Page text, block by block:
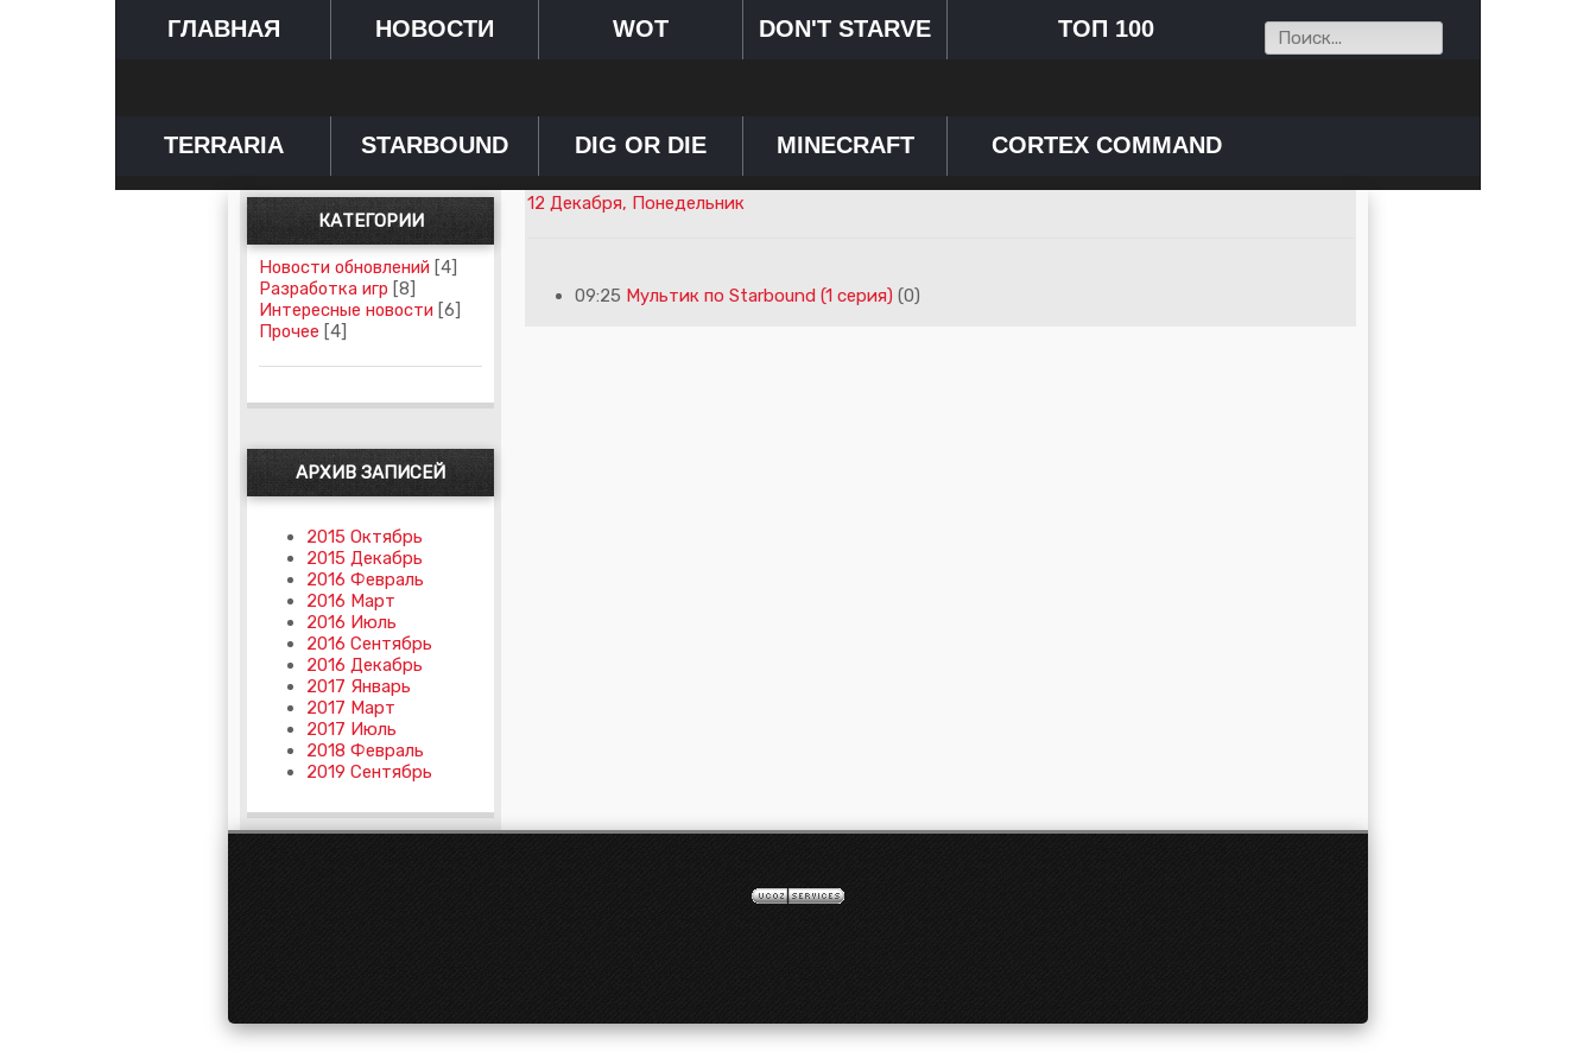
ГЛАВНАЯ НОВОСТИ WOT DON'T STARVE ТОП 100
TERRARIA STARBOUND DIG OR DIE MINECRAFT CORTEX COMMAND
КАТЕГОРИИ
Новости обновлений [4]
Разработка игр [8]
Интересные новости [6]
Прочее [4]
АРХИВ ЗАПИСЕЙ
2015 Октябрь
2015 Декабрь
2016 Февраль
2016 Март
2016 Июль
2016 Сентябрь
2016 Декабрь
2017 Январь
2017 Март
2017 Июль
2018 Февраль
2019 Сентябрь
12 Декабря, Понедельник
09:25 Мультик по Starbound (1 серия) (0)